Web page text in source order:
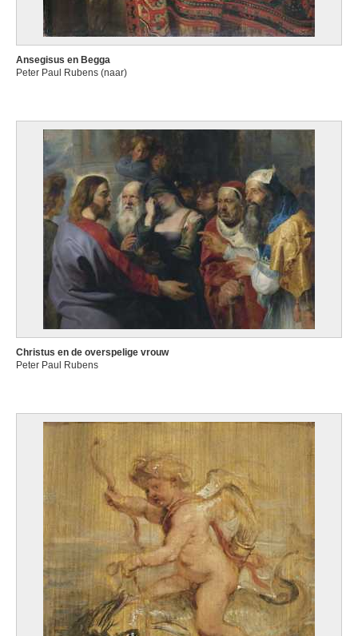
Ansegisus en Begga
Peter Paul Rubens (naar)
Christus en de overspelige vrouw
Peter Paul Rubens